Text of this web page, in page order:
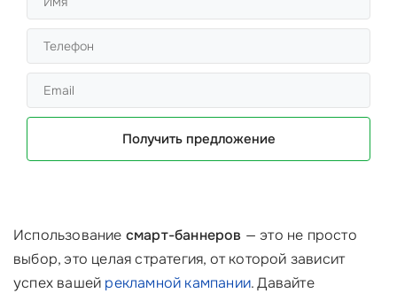
Получить предложение
Использование смарт-баннеров — это не просто
выбор, это целая стратегия, от которой зависит
успех вашей рекламной кампании. Давайте